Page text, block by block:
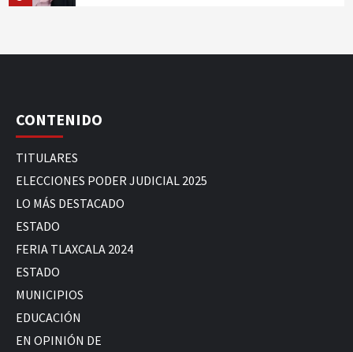
CONTENIDO
TITULARES
ELECCIONES PODER JUDICIAL 2025
LO MÁS DESTACADO
ESTADO
FERIA TLAXCALA 2024
ESTADO
MUNICIPIOS
EDUCACIÓN
EN OPINIÓN DE